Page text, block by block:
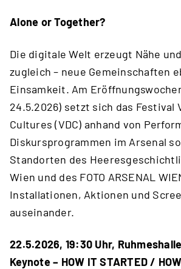
Alone or Together?
Die digitale Welt erzeugt Nähe
zugleich – neue Gemeinschaften
Einsamkeit. Am
24.5.2026) setzt sich das Festival
Cultures (VDC) anhand von
Diskursprogrammen im Arsenal
Standorten des
Wien und des FOTO ARSENAL
Installationen, Aktionen und
auseinander.
22.5.2026, 19:30 Uhr, Ruhmeshalle
Keynote – HOW IT STARTED / HOW